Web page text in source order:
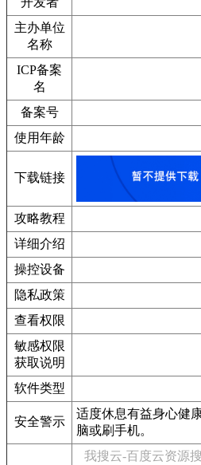
主办单位
名称
ICP备案
名
备案号
使用年龄
下载链接
攻略教程
详细介绍
操控设备
隐私政策
查看权限
敏感权限
获取说明
软件类型
安全警示
适度休息有益身心健
脑或刷手机。
我搜云-百度云资源